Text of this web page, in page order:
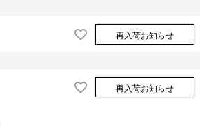
再入荷お知らせ
再入荷お知らせ